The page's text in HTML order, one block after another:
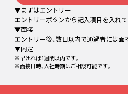
▼まずはエントリー
エントリーボタンから記入項目を入れて
▼面接
エントリー後、数日以内で通過者には面
▼内定
※早ければ1週間以内です。
※面接日時、入社時期はご相談可能です。